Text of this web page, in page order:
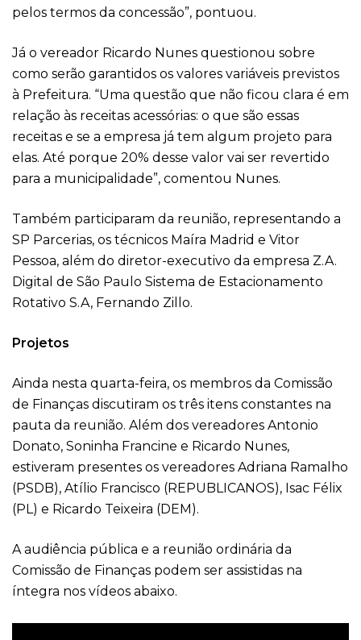
pelos termos da concessão”, pontuou.
Já o vereador Ricardo Nunes questionou sobre
como serão garantidos os valores variáveis previstos
à Prefeitura. “Uma questão que não ficou clara é em
relação às receitas acessórias: o que são essas
receitas e se a empresa já tem algum projeto para
elas. Até porque 20% desse valor vai ser revertido
para a municipalidade”, comentou Nunes.
Também participaram da reunião, representando a
SP Parcerias, os técnicos Maíra Madrid e Vitor
Pessoa, além do diretor-executivo da empresa Z.A.
Digital de São Paulo Sistema de Estacionamento
Rotativo S.A, Fernando Zillo.
Projetos
Ainda nesta quarta-feira, os membros da Comissão
de Finanças discutiram os três itens constantes na
pauta da reunião. Além dos vereadores Antonio
Donato, Soninha Francine e Ricardo Nunes,
estiveram presentes os vereadores Adriana Ramalho
(PSDB), Atílio Francisco (REPUBLICANOS), Isac Félix
(PL) e Ricardo Teixeira (DEM).
A audiência pública e a reunião ordinária da
Comissão de Finanças podem ser assistidas na
íntegra nos vídeos abaixo.